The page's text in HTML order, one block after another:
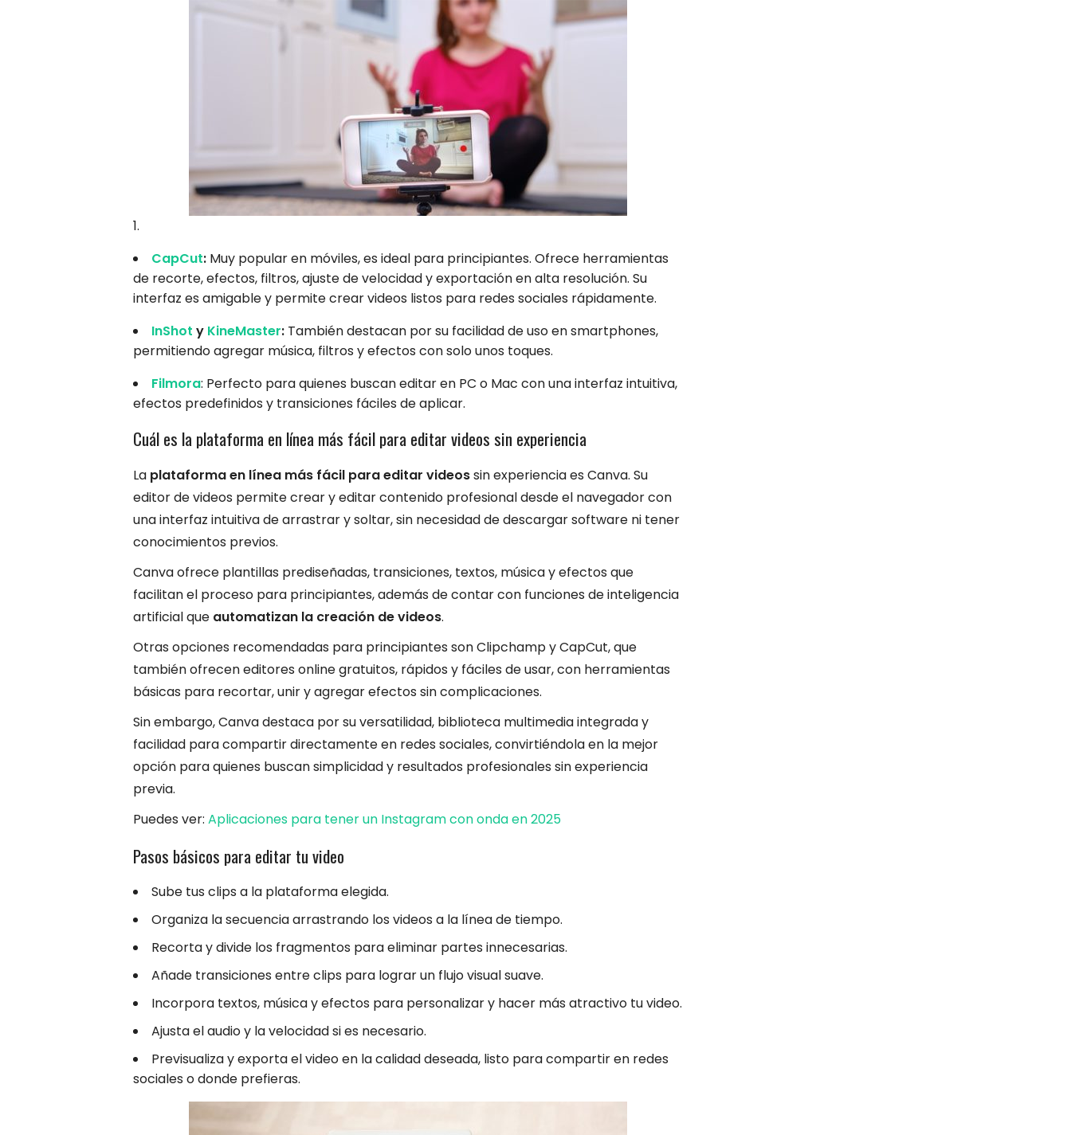
CapCut: Muy popular en móviles, es ideal para principiantes. Ofrece herramientas
de recorte, efectos, filtros, ajuste de velocidad y exportación en alta resolución. Su
interfaz es amigable y permite crear videos listos para redes sociales rápidamente.
InShot y KineMaster: También destacan por su facilidad de uso en smartphones,
permitiendo agregar música, filtros y efectos con solo unos toques.
Filmora: Perfecto para quienes buscan editar en PC o Mac con una interfaz intuitiva,
efectos predefinidos y transiciones fáciles de aplicar.
Cuál es la plataforma en línea más fácil para editar videos sin experiencia
La plataforma en línea más fácil para editar videossin experiencia es Canva. Su
editor de videos permite crear y editar contenido profesional desde el navegador con
una interfaz intuitiva de arrastrar y soltar, sin necesidad de descargar software ni tener
conocimientos previos.
Canva ofrece plantillas prediseñadas, transiciones, textos, música y efectos que
facilitan el proceso para principiantes, además de contar con funciones de inteligencia
artificial que automatizan la creación de videos.
Otras opciones recomendadas para principiantes son Clipchamp y CapCut, que
también ofrecen editores online gratuitos, rápidos y fáciles de usar, con herramientas
básicas para recortar, unir y agregar efectos sin complicaciones.
Sin embargo, Canva destaca por su versatilidad, biblioteca multimedia integrada y
facilidad para compartir directamente en redes sociales, convirtiéndola en la mejor
opción para quienes buscan simplicidad y resultados profesionales sin experiencia
previa.
Puedes ver: Aplicaciones para tener un Instagram con onda en 2025
Pasos básicos para editar tu video
Sube tus clips a la plataforma elegida.
Organiza la secuencia arrastrando los videos a la línea de tiempo.
Recorta y divide los fragmentos para eliminar partes innecesarias.
Añade transiciones entre clips para lograr un flujo visual suave.
Incorpora textos, música y efectos para personalizar y hacer más atractivo tu video.
Ajusta el audio y la velocidad si es necesario.
Previsualiza y exporta el video en la calidad deseada, listo para compartir en redes
sociales o donde prefieras.